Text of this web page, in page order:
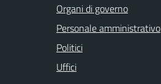
Organi di governo
Personale amministrativo
Politici
Uffici